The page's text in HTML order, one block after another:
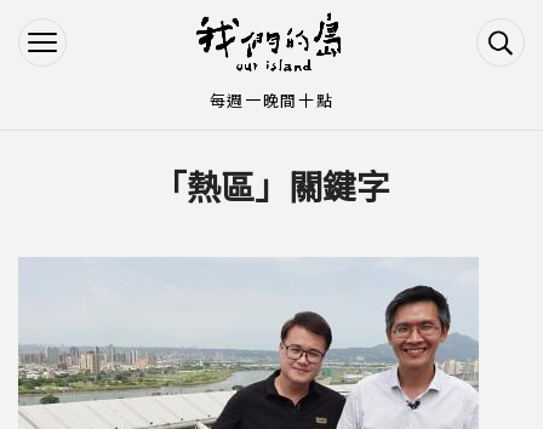
Jump to Navigation
Jump to Main content
「熱區」關鍵字
每週一晚間十點